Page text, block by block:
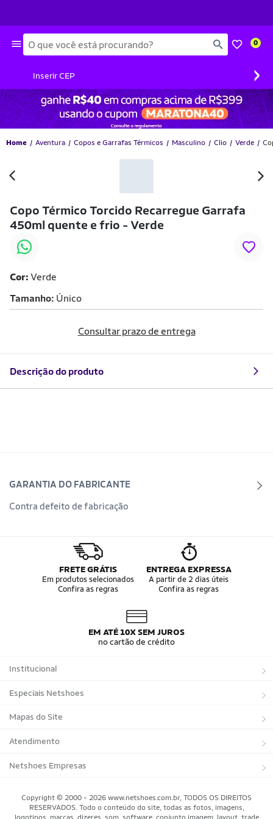
Busca 0
Inserir CEP ›
Home Aventura Copos e Garrafas Térmicos Masculino Clio Verde
Copo Térmico Torcido Recarregue Garrafa
450ml quente e frio - Verde
Cor: Verde
Tamanho Único
Consultar prazo de entrega
Descrição do produto
GARANTIA DO FABRICANTE
Contra defeito de fabricação
FRETE GRÁTIS
Em produtos selecionados
Confira as regras
ENTREGA EXPRESSA
A partir de 2 dias úteis
Confira as regras
EM ATÉ 10X SEM JUROS
no cartão de crédito
Institucional
Sobre a Netshoes
Política de Privacidade
Programa de Afiliados
Regulamentos
Programa de Integridade
Especiais Netshoes
Suplementos
Corrida
Bicicletas
Mapas do Site
Marcas
Tipos de Produtos
Atendimento
Trocas e devoluções
Minha Conta
Netshoes Empresas
Copyright © 2000 - 2026 www.netshoes.com.br, TODOS OS DIREITOS
RESERVADOS. Todo o conteúdo do site, todas as fotos, imagens,
logotipos, marcas, dizeres, som, software, conjunto imagem, layout, trade